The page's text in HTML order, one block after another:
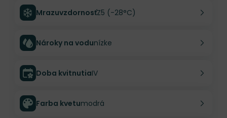
MrazuvzdornosťZ5 (-28°C)
Nároky na vodunízke
Doba kvitnutiaIV
Farba kvetumodrá